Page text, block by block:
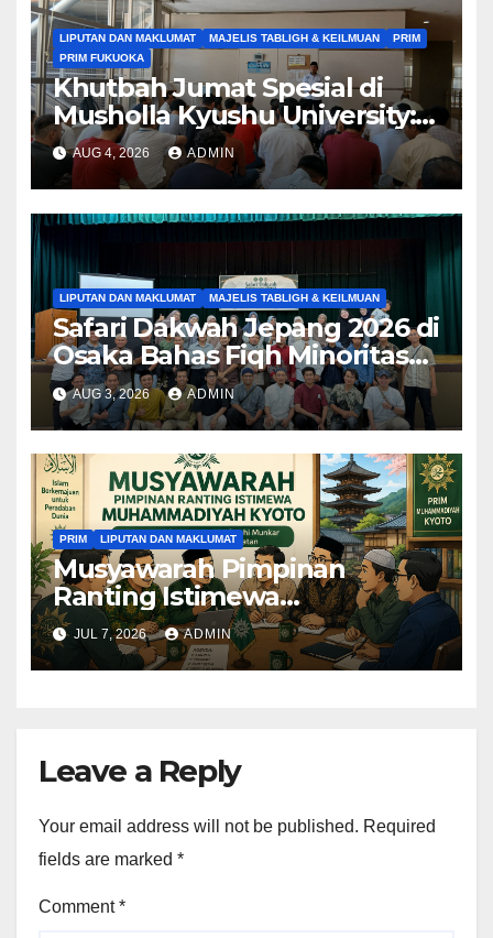
LIPUTAN DAN MAKLUMAT MAJELIS TABLIGH & KEILMUAN
PRIM
PRIM FUKUOKA
Khutbah Jumat Spesial di
Musholla Kyushu University:
Nikmat Ditutupinya Aib
AUG 4, 2026 ADMIN
LIPUTAN DAN MAKLUMAT MAJELIS TABLIGH & KEILMUAN
Safari Dakwah Jepang 2026 di
Osaka Bahas Fiqh Minoritas
bagi Muslim Indonesia di
Jepang
AUG 3, 2026 ADMIN
PRIM LIPUTAN DAN MAKLUMAT
Musyawarah Pimpinan
Ranting Istimewa
Muhammadiyah Kyoto Resmi
Bentuk Kepengurusan
Periode 2026–2028
JUL 7, 2026 ADMIN
Leave a Reply
Your email address will not be published. Required
fields are marked *
Comment*